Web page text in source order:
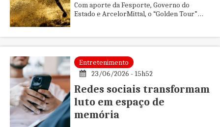
Com aporte da Fesporte, Governo do
Estado e ArcelorMittal, o “Golden Tour”
Entretenimento
23/06/2026 - 15h52
Redes sociais transformam
luto em espaço de
memória